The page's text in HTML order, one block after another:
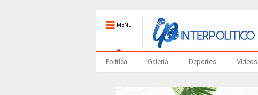
MENU
Politica Galeria Deportes Videos